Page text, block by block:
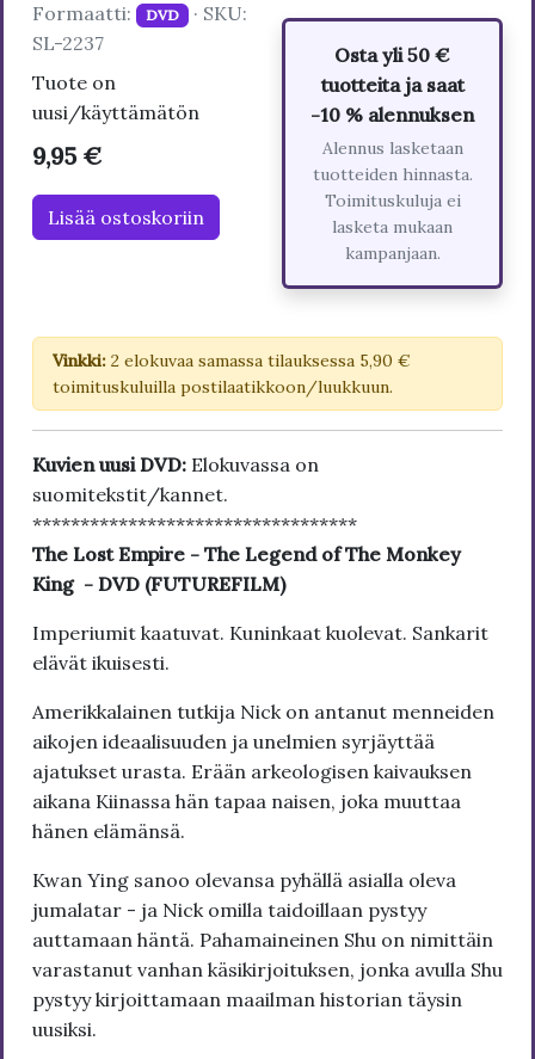
Formaatti: DVD · SKU:
SL-2237
Tuote on
uusi/käyttämätön
9,95 €
Lisää ostoskoriin
Osta yli 50 €
tuotteita ja saat
-10 % alennuksen
Alennus lasketaan
tuotteiden hinnasta.
Toimituskuluja ei
lasketa mukaan
kampanjaan.
Vinkki: 2 elokuvaa samassa tilauksessa 5,90 €
toimituskuluilla postilaatikkoon/luukkuun.
Kuvien uusi DVD: Elokuvassa on
suomitekstit/kannet.
**********************************
The Lost Empire - The Legend of The Monkey
King - DVD (FUTUREFILM)
Imperiumit kaatuvat. Kuninkaat kuolevat. Sankarit
elävät ikuisesti.
Amerikkalainen tutkija Nick on antanut menneiden
aikojen ideaalisuuden ja unelmien syrjäyttää
ajatukset urasta. Erään arkeologisen kaivauksen
aikana Kiinassa hän tapaa naisen, joka muuttaa
hänen elämänsä.
Kwan Ying sanoo olevansa pyhällä asialla oleva
jumalatar - ja Nick omilla taidoillaan pystyy
auttamaan häntä. Pahamaineinen Shu on nimittäin
varastanut vanhan käsikirjoituksen, jonka avulla Shu
pystyy kirjoittamaan maailman historian täysin
uusiksi.